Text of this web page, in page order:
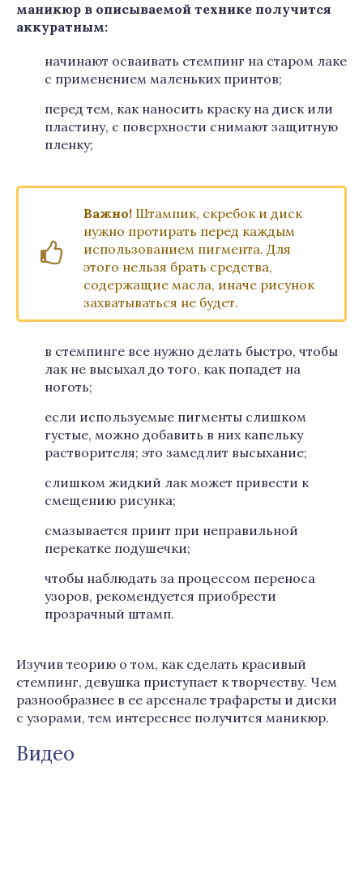
маникюр в описываемой технике получится
аккуратным:
начинают осваивать стемпинг на старом лаке
с применением маленьких принтов;
перед тем, как наносить краску на диск или
пластину, с поверхности снимают защитную
пленку;
Важно! Штампик, скребок и диск
нужно протирать перед каждым
использованием пигмента. Для
этого нельзя брать средства,
содержащие масла, иначе рисунок
захватываться не будет.
в стемпинге все нужно делать быстро, чтобы
лак не высыхал до того, как попадет на
ноготь;
если используемые пигменты слишком
густые, можно добавить в них капельку
растворителя; это замедлит высыхание;
слишком жидкий лак может привести к
смещению рисунка;
смазывается принт при неправильной
перекатке подушечки;
чтобы наблюдать за процессом переноса
узоров, рекомендуется приобрести
прозрачный штамп.
Изучив теорию о том, как сделать красивый
стемпинг, девушка приступает к творчеству. Чем
разнообразнее в ее арсенале трафареты и диски
с узорами, тем интереснее получится маникюр.
Видео